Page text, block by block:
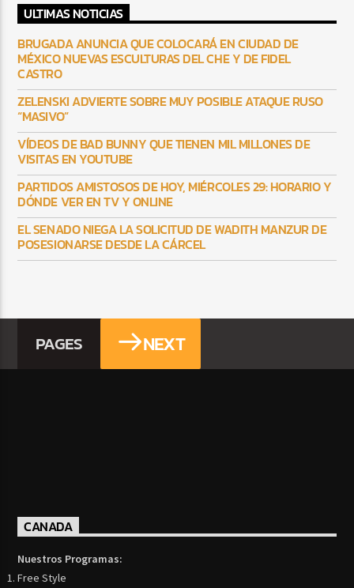
ULTIMAS NOTICIAS
BRUGADA ANUNCIA QUE COLOCARÁ EN CIUDAD DE
MÉXICO NUEVAS ESCULTURAS DEL CHE Y DE FIDEL
CASTRO
ZELENSKI ADVIERTE SOBRE MUY POSIBLE ATAQUE RUSO
“MASIVO”
VÍDEOS DE BAD BUNNY QUE TIENEN MIL MILLONES DE
VISITAS EN YOUTUBE
PARTIDOS AMISTOSOS DE HOY, MIÉRCOLES 29: HORARIO Y
DÓNDE VER EN TV Y ONLINE
EL SENADO NIEGA LA SOLICITUD DE WADITH MANZUR DE
POSESIONARSE DESDE LA CÁRCEL
PAGES NEXT
CANADA
Nuestros Programas:
Free Style